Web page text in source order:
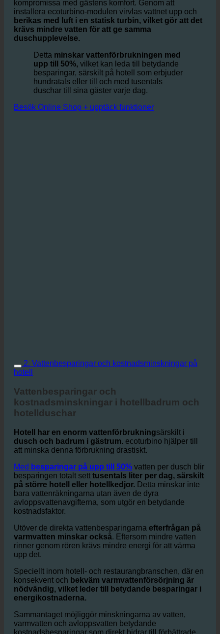
Den bygger på idén att optimera förhållandet mellan
vatten och luft i duschar och handfat, utan att
kompromissa med gästens komfort. Genom att
installera ecoturbino-modulen virvlas vattnet upp och
berikas med luft i en statisk turbin, vilket gör att det
krävs mindre vatten för att ge samma
duschupplevelse.
Dettaminskar vattenförbrukningen med
upp till 50%,vilket kan leda till betydande
besparingar, särskilt på hotell som erbjuder
hundratals eller till och med tusentals
2. Vattenbesparingar och kostnadsminskningar på
hotell
Vattenbesparingar och
kostnadsminskningar i hotellbadrum och
hotellduschar
Hotell har en enorm vattenförbrukning
dusch och badrum i gästrum.ecoturbino hjälper till
att minska denna förbrukning drastiskt.
Med besparingar på upp till 50% vatten per dusch blir
besparingen totalt setttusentals liter per dag, särskilt
på större hotell eller hotellkedjor.
Detta minskar inte
avloppsvattenavgifterna, som utgör en betydande
kostnadsfaktor.
Utöver de direkta vattenbesparingarna
varmvatten minskar också
rinner genom rören krävs mindre energi för att värma
upp det.
Speciellt inom hotell- och restaurangbranschen, där en
konsekvent och
nödvändig, vilket leder till betydande besparingar i
energikostnaderna.